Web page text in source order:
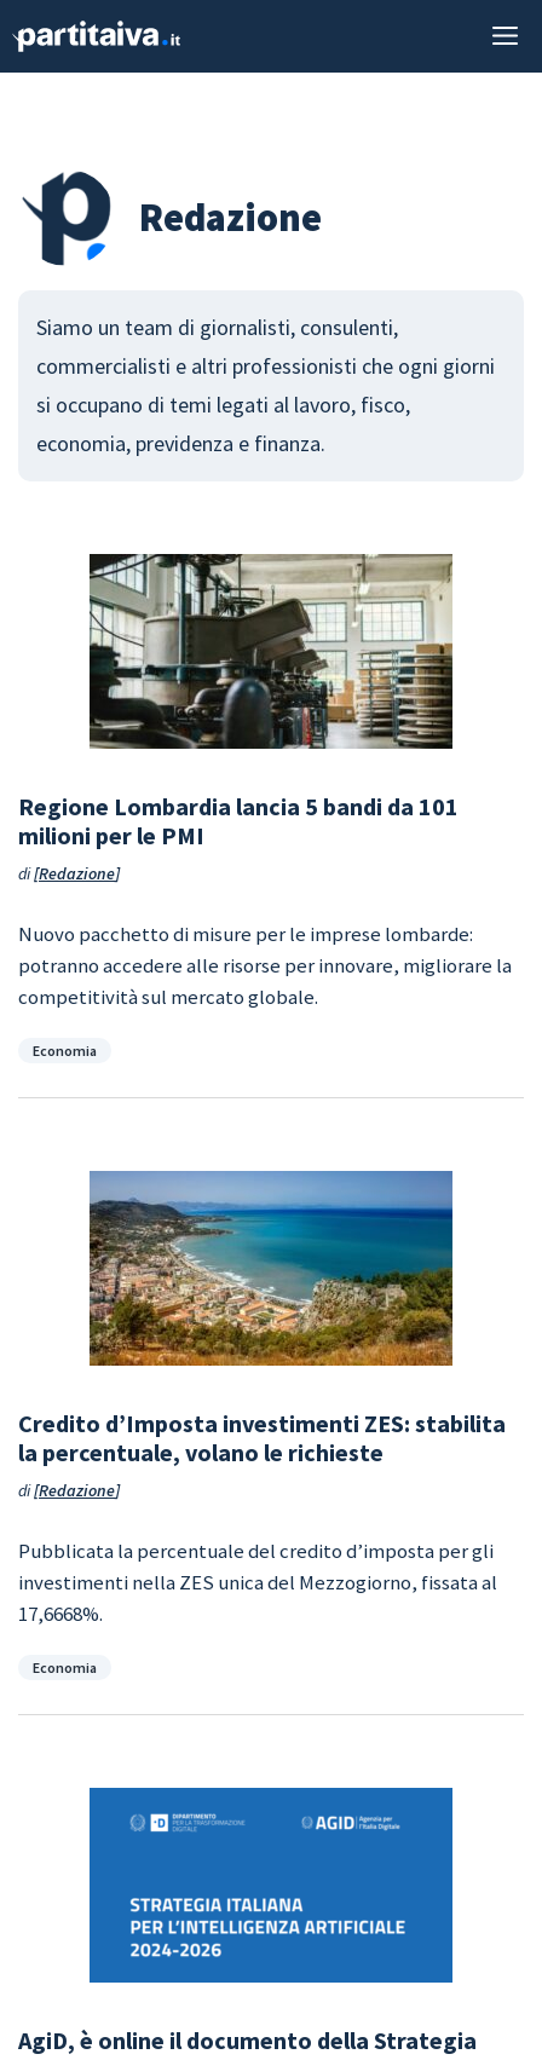
Redazione
Siamo un team di giornalisti, consulenti,
commercialisti e altri professionisti che ogni giorni
si occupano di temi legati al lavoro, fisco,
economia, previdenza e finanza.
Regione Lombardia lancia 5 bandi da 101
milioni per le PMI
di Redazione
Nuovo pacchetto di misure per le imprese lombarde:
potranno accedere alle risorse per innovare, migliorare la
competitività sul mercato globale.
Categorie
Economia
Credito d’Imposta investimenti ZES: stabilita
la percentuale, volano le richieste
di Redazione
Pubblicata la percentuale del credito d’imposta per gli
investimenti nella ZES unica del Mezzogiorno, fissata al
17,6668%.
Categorie
Economia
AgiD, è online il documento della Strategia